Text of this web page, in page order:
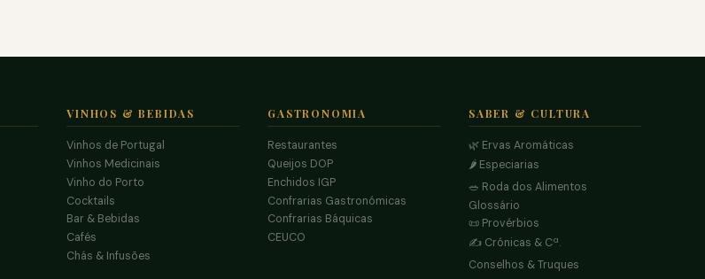
VINHOS & BEBIDAS
Vinhos de Portugal
Vinhos Medicinais
Vinho do Porto
Cocktails
Bar & Bebidas
Cafés
Chás & Infusões
GASTRONOMIA
Restaurantes
Queijos DOP
Enchidos IGP
Confrarias Gastronómicas
Confrarias Báquicas
CEUCO
SABER & CULTURA
🌿 Ervas Aromáticas
🌶️ Especiarias
🥗 Roda dos Alimentos
Glossário
📜 Provérbios
✍️ Crónicas & Cª.
Conselhos & Truques